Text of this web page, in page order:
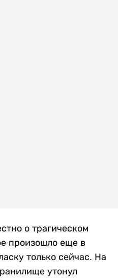
о трагическом
произошло еще в
только сейчас. На
утонул